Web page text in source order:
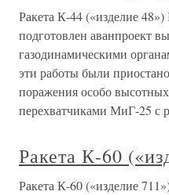
Ракета К-44 («изделие
подготовлен аванпроект
газодинамическими
эти работы были
поражения особо
перехватчиками МиГ-25 с
Ракета К-60
Ракета К-60 («изделие